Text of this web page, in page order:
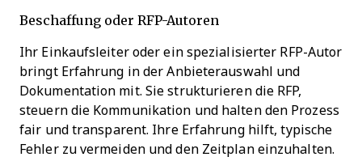
Beschaffung oder RFP-Autoren
Ihr Einkaufsleiter oder ein spezialisierter RFP-Autor
bringt Erfahrung in der Anbieterauswahl und
Dokumentation mit. Sie strukturieren die RFP,
steuern die Kommunikation und halten den Prozess
fair und transparent. Ihre Erfahrung hilft, typische
Fehler zu vermeiden und den Zeitplan einzuhalten.